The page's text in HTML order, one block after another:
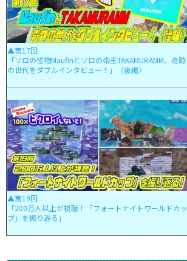
▲第17回
「ソロの怪物Maufinとソロの帝王TAKAMURAMM、奇跡
の世代をダブルインタビュー！」〈後編〉
▲第19回
「200万人以上が視聴！「フォートナイトワールドカッ
プ」を振り返る」